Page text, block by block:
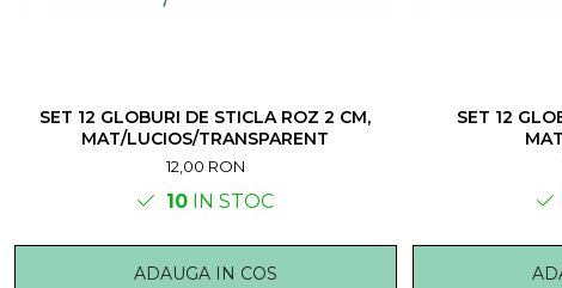
SET 12 GLOBURI DE STICLA ROZ 2 CM,
MAT/LUCIOS/TRANSPARENT
12,00 RON
10 IN STOC
ADAUGA IN COS
SET 12